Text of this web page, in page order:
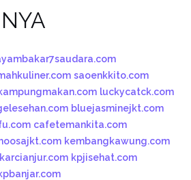
saoenkkito.com
luckycatck.com
bluejasminejkt.com
cafetemankita.com
kembangkawung.com
kpjisehat.com